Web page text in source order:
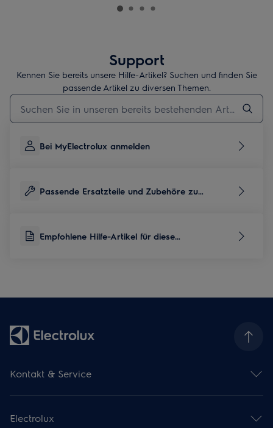
Support
Kennen Sie bereits unsere Hilfe-Artikel? Suchen und finden Sie
passende Artikel zu diversen Themen.
Geben Sie den Suchbegriff für Support-Artikel ein
Bei MyElectrolux anmelden
Passende Ersatzteile und Zubehöre zu
Empfohlene Hilfe-Artikel für diese
Kontakt & Service
Serviceübersicht
Reparaturservice
Electrolux